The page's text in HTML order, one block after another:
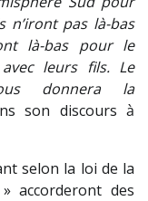
n’iront pas là-bas
là-bas pour le
leurs fils. Le
donnera la
son discours à
selon la loi de la
accorderont des